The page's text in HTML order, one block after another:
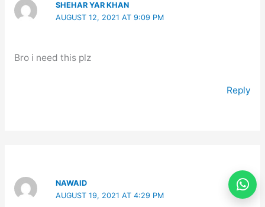
SHEHAR YAR KHAN
AUGUST 12, 2021 AT 9:09 PM
Bro i need this plz
Reply
NAWAID
AUGUST 19, 2021 AT 4:29 PM